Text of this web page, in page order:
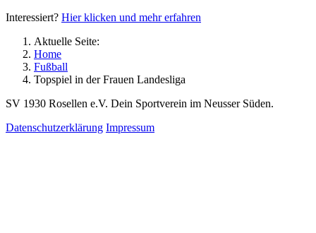
Interessiert? Hier klicken und mehr erfahren
Aktuelle Seite:
Home
Fußball
Topspiel in der Frauen Landesliga
SV 1930 Rosellen e.V. Dein Sportverein im Neusser Süden.
Datenschutzerklärung Impressum